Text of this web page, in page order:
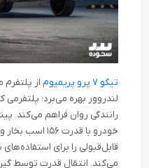
تیگو ۷ پرو پریمیوم
از
لندروور بهره می‌برد؛
قابل‌قبولی را برای
می‌کند. انتقال قدرت توسط گیربکس